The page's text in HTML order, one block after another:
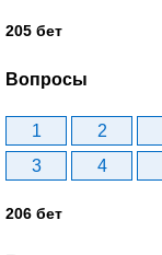
205 бет
Вопросы
1 2
3
4
206 бет